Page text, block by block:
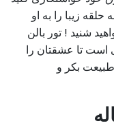
زیبا را به او
شنید ! تور بالن
تا عشقتان را
طبیعت بکر و